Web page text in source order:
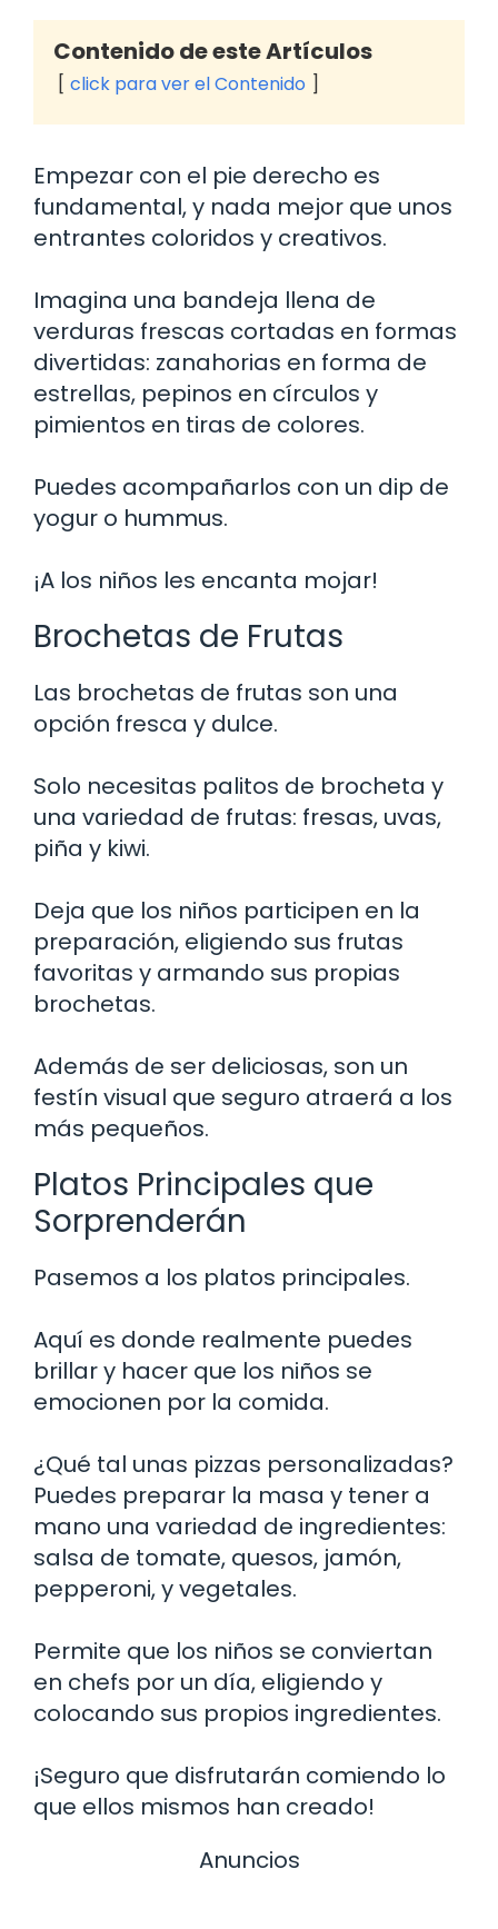
Contenido de este Artículos
click para ver el Contenido
Empezar con el pie derecho es
fundamental, y nada mejor que unos
entrantes coloridos y creativos.
Imagina una bandeja llena de
verduras frescas cortadas en formas
divertidas: zanahorias en forma de
estrellas, pepinos en círculos y
pimientos en tiras de colores.
Puedes acompañarlos con un dip de
yogur o hummus.
¡A los niños les encanta mojar!
Brochetas de Frutas
Las brochetas de frutas son una
opción fresca y dulce.
Solo necesitas palitos de brocheta y
una variedad de frutas: fresas, uvas,
piña y kiwi.
Deja que los niños participen en la
preparación, eligiendo sus frutas
favoritas y armando sus propias
brochetas.
Además de ser deliciosas, son un
festín visual que seguro atraerá a los
más pequeños.
Platos Principales que
Sorprenderán
Pasemos a los platos principales.
Aquí es donde realmente puedes
brillar y hacer que los niños se
emocionen por la comida.
¿Qué tal unas pizzas personalizadas?
Puedes preparar la masa y tener a
mano una variedad de ingredientes:
salsa de tomate, quesos, jamón,
pepperoni, y vegetales.
Permite que los niños se conviertan
en chefs por un día, eligiendo y
colocando sus propios ingredientes.
¡Seguro que disfrutarán comiendo lo
que ellos mismos han creado!
Anuncios